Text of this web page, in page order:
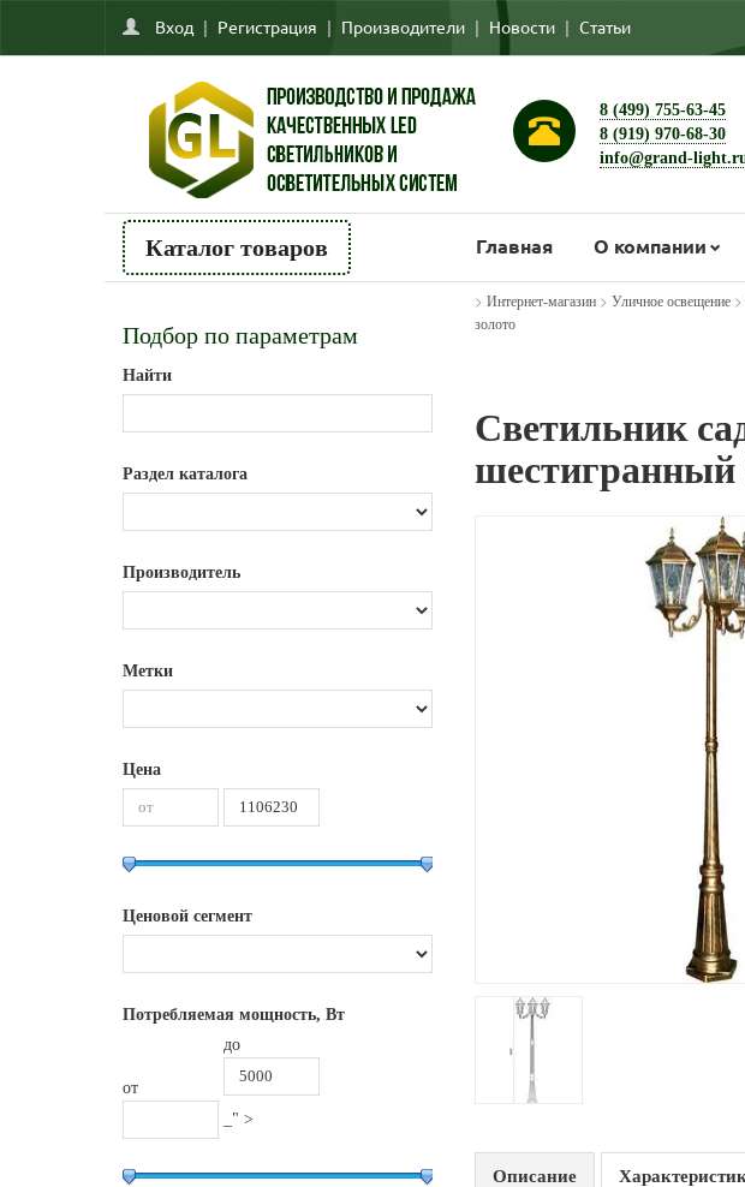
Вход | Регистрация | Производители | Новости | Статьи
8 (499) 755-63-45
8 (919) 970-68-30
info@grand-
Каталог товаров Главная О компании
Подбор по параметрам
Найти
Раздел каталога
Производитель
Метки
Цена
Ценовой сегмент
Потребляемая мощность, Вт
от
до
_" >
> Интернет-магазин> Уличное освещение>
золото
Светильник
шестигранный
Описание